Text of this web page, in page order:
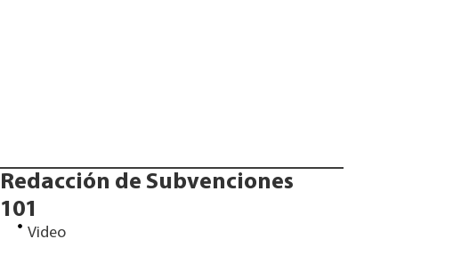
Redacción de Subvenciones
101
Video